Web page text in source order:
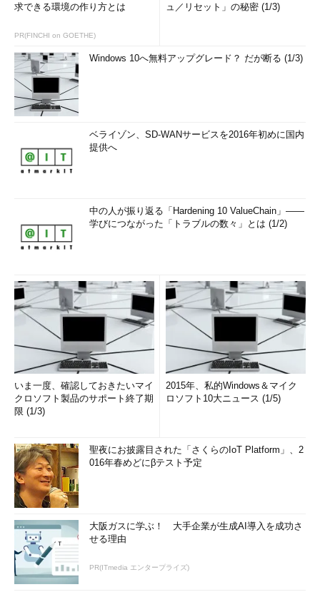
求できる環境の作り方とは
PR(FINCHI on GOETHE)
ュ／リセット」の秘密 (1/3)
Windows 10へ無料アップグレード？ だが断る (1/3)
ベライゾン、SD-WANサービスを2016年初めに国内
提供へ
中の人が振り返る「Hardening 10 ValueChain」――
学びにつながった「トラブルの数々」とは (1/2)
いま一度、確認しておきたいマイ
クロソフト製品のサポート終了期
限 (1/3)
2015年、私的Windows＆マイク
ロソフト10大ニュース (1/5)
聖夜にお披露目された「さくらのIoT Platform」、2
016年春めどにβテスト予定
大阪ガスに学ぶ！ 大手企業が生成AI導入を成功さ
せる理由
PR(ITmedia エンタープライズ)